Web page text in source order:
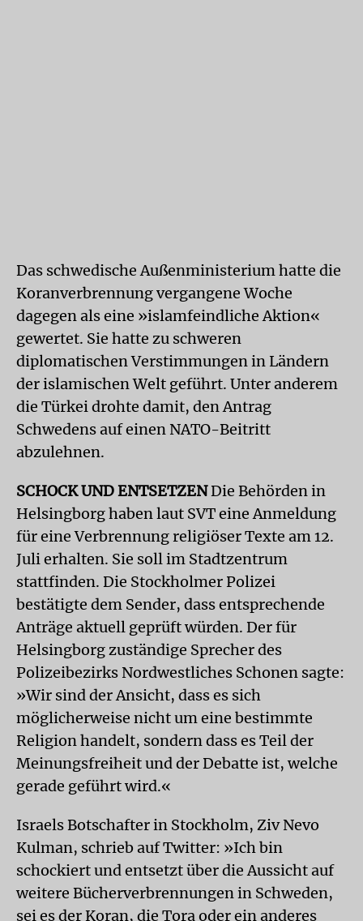
Das schwedische Außenministerium hatte die
Koranverbrennung vergangene Woche
dagegen als eine »islamfeindliche Aktion«
gewertet. Sie hatte zu schweren
diplomatischen Verstimmungen in Ländern
der islamischen Welt geführt. Unter anderem
die Türkei drohte damit, den Antrag
Schwedens auf einen NATO-Beitritt
abzulehnen.
SCHOCK UND ENTSETZENDie Behörden in
Helsingborg haben laut SVT eine Anmeldung
für eine Verbrennung religiöser Texte am 12.
Juli erhalten. Sie soll im Stadtzentrum
stattfinden. Die Stockholmer Polizei
bestätigte dem Sender, dass entsprechende
Anträge aktuell geprüft würden. Der für
Helsingborg zuständige Sprecher des
Polizeibezirks Nordwestliches Schonen sagte:
»Wir sind der Ansicht, dass es sich
möglicherweise nicht um eine bestimmte
Religion handelt, sondern dass es Teil der
Meinungsfreiheit und der Debatte ist, welche
gerade geführt wird.«
Israels Botschafter in Stockholm, Ziv Nevo
Kulman, schrieb auf Twitter: »Ich bin
schockiert und entsetzt über die Aussicht auf
weitere Bücherverbrennungen in Schweden,
sei es der Koran, die Tora oder ein anderes